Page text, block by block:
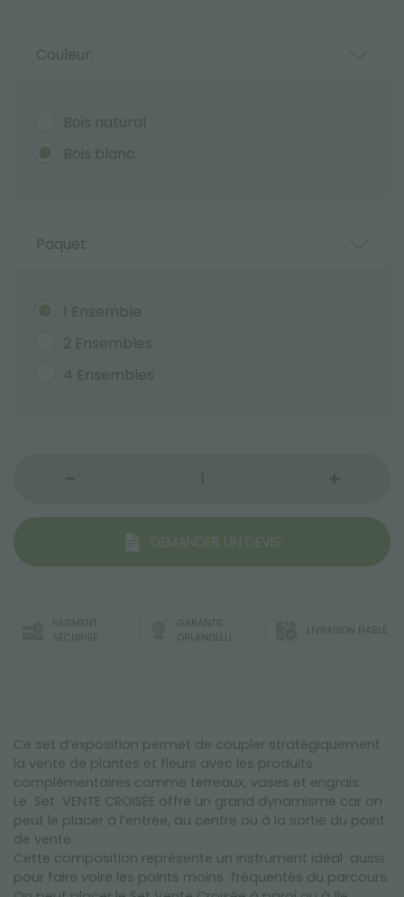
Couleur:
Bois natural
Bois blanc
Paquet:
1 Ensemble
2 Ensembles
4 Ensembles
DEMANDER UN DEVIS
PAIEMENT
SÉCURISÉ
GARANTIE
ORLANDELLI
LIVRAISON FIABLE
Ce set d’exposition permet de coupler stratégiquement
la vente de plantes et fleurs avec les produits
complémentaires comme terreaux, vases et engrais.
Le Set VENTE CROISÉE offre un grand dynamisme car on
peut le placer à l’entrée, au centre ou à la sortie du point
de vente.
Cette composition représente un instrument idéal aussi
pour faire voire les points moins fréquentés du parcours.